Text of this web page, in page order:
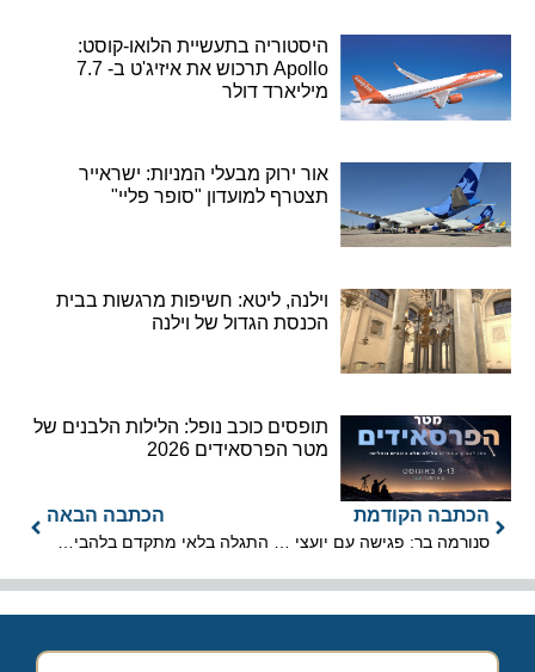
היסטוריה בתעשיית הלואו-קוסט:
Apollo תרכוש את איזיג'ט ב- 7.7
מיליארד דולר
אור ירוק מבעלי המניות: ישראייר
תצטרף למועדון "סופר פליי"
וילנה, ליטא: חשיפות מרגשות בבית
הכנסת הגדול של וילנה
תופסים כוכב נופל: הלילות הלבנים של
מטר הפרסאידים 2026
הכתבה הקודמת
סנורמה בר: פגישה עם יועצי התיירות על כוס משקה
הכתבה הבאה
התגלה בלאי מתקדם בלהבים של מנועי רולס רויס